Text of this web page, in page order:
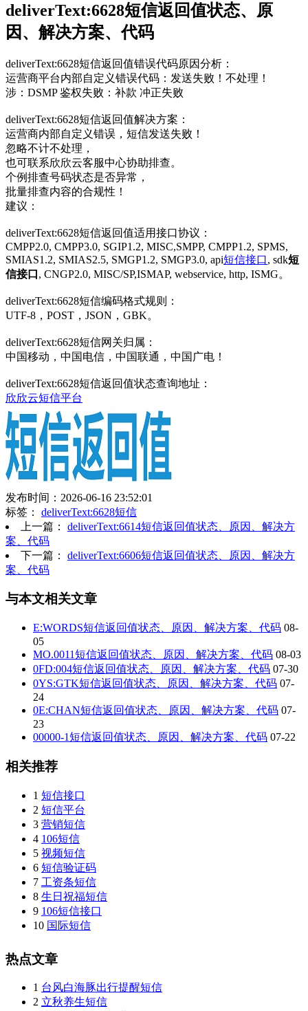
deliverText:6628短信返回值状态、原
因、解决方案、代码
deliverText:6628短信返回值错误代码原因分析：
运营商平台内部自定义错误代码：发送失败！不处理！
涉：DSMP 鉴权失败：补款 冲正失败
deliverText:6628短信返回值解决方案：
运营商内部自定义错误，短信发送失败！
忽略不计不处理，
也可联系欣欣云客服中心协助排查。
个例排查号码状态是否异常，
批量排查内容的合规性！
建议：
deliverText:6628短信返回值适用接口协议：
CMPP2.0, CMPP3.0, SGIP1.2, MISC,SMPP, CMPP1.2, SPMS,
SMIAS1.2, SMIAS2.5, SMGP1.2, SMGP3.0, api短信接口, sdk短
信接口 , CNGP2.0, MISC/SP,ISMAP, webservice, http, ISMG。
deliverText:6628短信编码格式规则：
UTF-8，POST，JSON，GBK。
deliverText:6628短信网关归属：
中国移动，中国电信，中国联通，中国广电！
deliverText:6628短信返回值状态查询地址：
欣欣云短信平台
发布时间：2026-06-16 23:52:01
标签： deliverText:6628短信
上一篇： deliverText:6614短信返回值状态、原因、解决方
案、代码
下一篇： deliverText:6606短信返回值状态、原因、解决方
案、代码
与本文相关文章
E:WORDS短信返回值状态、原因、解决方案、代码 08-
05
MO.0011短信返回值状态、原因、解决方案、代码 08-03
0FD:004短信返回值状态、原因、解决方案、代码 07-30
0YS:GTK短信返回值状态、原因、解决方案、代码 07-
24
0E:CHAN短信返回值状态、原因、解决方案、代码 07-
23
00000-1短信返回值状态、原因、解决方案、代码 07-22
相关推荐
1 短信接口
2 短信平台
3 营销短信
4 106短信
5 视频短信
6 短信验证码
7 工资条短信
8 生日祝福短信
9 106短信接口
10 国际短信
热点文章
1 台风白海豚出行提醒短信
2 立秋养生短信